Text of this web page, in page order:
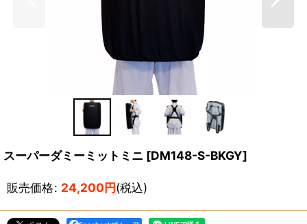
スーパーダミーミットミニ [DM148-S-BKGY]
販売価格: 24,200円(税込)